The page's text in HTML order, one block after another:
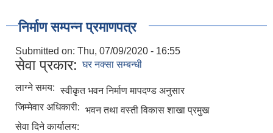
निर्माण सम्पन्न प्रमाणपत्र
Submitted on: Thu, 07/09/2020 - 16:55
सेवा प्रकार: घर नक्सा सम्बन्धी
लाग्ने समय: स्वीकृत भवन निर्माण मापदण्ड अनुसार
जिम्मेवार अधिकारी: भवन तथा वस्ती विकास शाखा प्रमुख
सेवा दिने कार्यालय: